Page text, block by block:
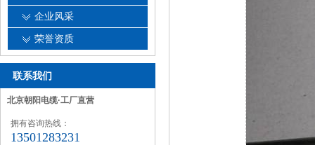
企业风采
荣誉资质
联系我们
北京朝阳电缆·工厂直营
拥有咨询热线：
13501283231